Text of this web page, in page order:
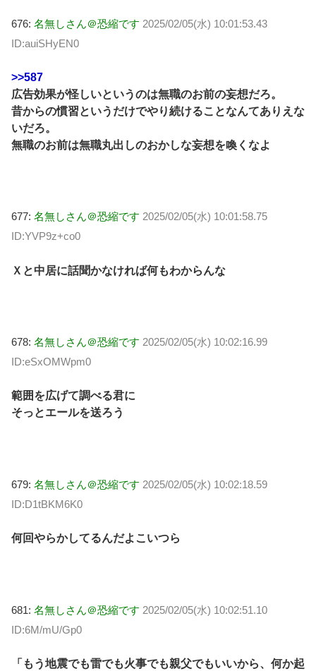
676: 名無しさん＠恐縮です 2025/02/05(水) 10:01:53.43
ID:auiSHyEN0
>>587
広告効果が怪しいというのは無職のお前の妄想だろ。
昔からの慣習というだけでやり続けることなんてありえな
いだろ。
無職のお前は無職丸出しのおかしな妄想を喚くなよ
677: 名無しさん＠恐縮です 2025/02/05(水) 10:01:58.75
ID:YVP9z+co0
Ｘと中居に話聞かなければ何もわからんな
678: 名無しさん＠恐縮です 2025/02/05(水) 10:02:16.99
ID:eSxOMWpm0
範囲を広げて調べる君に
そっとエールを送ろう
679: 名無しさん＠恐縮です 2025/02/05(水) 10:02:18.59
ID:D1tBKM6K0
何回やらかしてるんだよこいつら
681: 名無しさん＠恐縮です 2025/02/05(水) 10:02:51.10
ID:6M/mU/Gp0
「もう地震でも雷でも火事でも親父でもいいから、何か起